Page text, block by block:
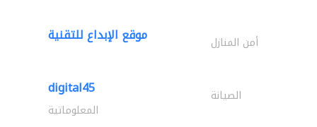
موقع الإبداع للتقنية أمن المنازل
digital45 الصيانة
المعلوماتية